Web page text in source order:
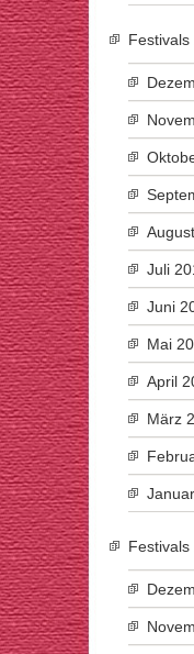
Festivals
Juli
Juni
Mai
April
März
Festivals